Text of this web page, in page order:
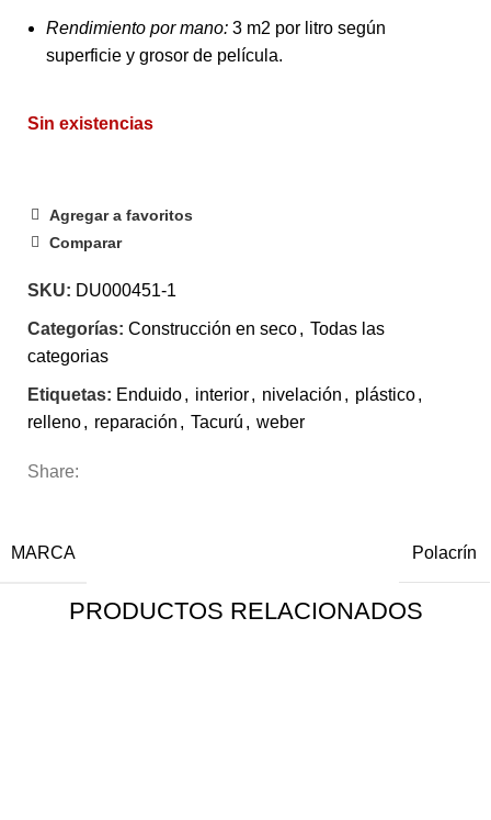
Rendimiento por mano: 3 m2 por litro según
superficie y grosor de película.
Sin existencias
Agregar a favoritos
Comparar
SKU: DU000451-1
Categorías: Construcción en seco, Todas las
categorias
Etiquetas: Enduido, interior, nivelación , plástico,
relleno, reparación , Tacurú , weber
Share:
MARCA Polacrín
PRODUCTOS RELACIONADOS